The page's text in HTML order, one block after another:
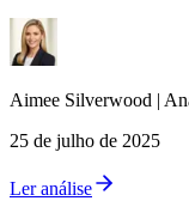
Aimee Silverwood |
25 de julho de 2025
Ler análise